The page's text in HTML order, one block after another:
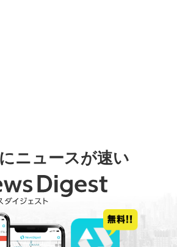
ニュースが速い